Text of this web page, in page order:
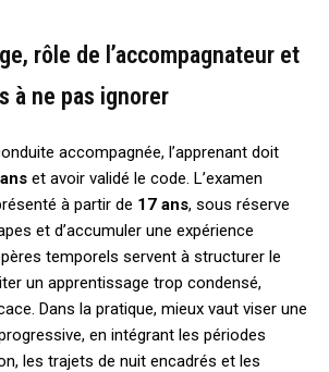
rôle de l’accompagnateur et
à ne pas ignorer
accompagnée, l’apprenant doit
et avoir validé le code. L’examen
à partir de 17 ans, sous réserve
et d’accumuler une expérience
temporels servent à structurer le
un apprentissage trop condensé,
Dans la pratique, mieux vaut viser une
en intégrant les périodes
les trajets de nuit encadrés et les